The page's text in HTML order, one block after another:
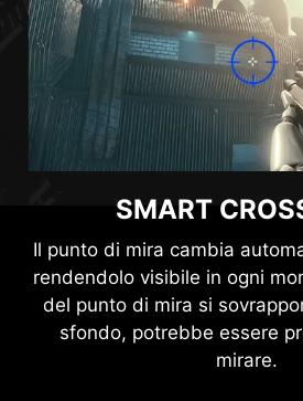
SMART
Il punto di mira cambia
rendendolo visibile in ogni
del punto di mira si
sfondo, potrebbe essere
mirare.
HDMI™ 2.1
HDMI™ 2.0
HDMI™ 1.2